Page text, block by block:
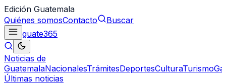
Edición Guatemala
Quiénes somosContacto
Buscar
guate365
Noticias de
GuatemalaNacionalesTrámitesDeportesCulturaTurismo
Últimas noticias